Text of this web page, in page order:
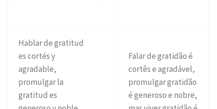
Hablar de gratitud
es cortés y
agradable,
promulgar la
gratitud es
Falar de gratidão é
cortês e agradável,
promulgar gratidão
é generoso e nobre,